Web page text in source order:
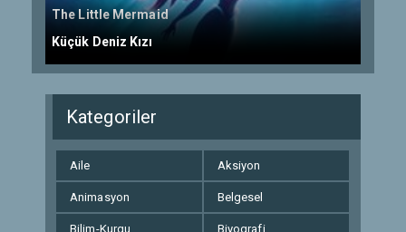
The Little Mermaid
Küçük Deniz Kızı
Kategoriler
Aile Aksiyon
Animasyon Belgesel
Bilim-Kurgu Biyografi